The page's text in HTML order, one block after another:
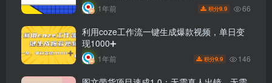
1年前 积分9.9 66
利用coze工作流一键生成爆款视频，单日变
现1000➕
1年前 积分9.9 146